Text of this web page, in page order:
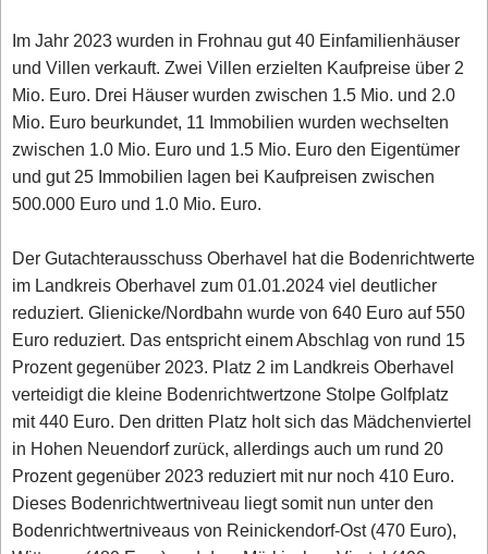
Im Jahr 2023 wurden in Frohnau gut 40 Einfamilienhäuser
und Villen verkauft. Zwei Villen erzielten Kaufpreise über 2
Mio. Euro. Drei Häuser wurden zwischen 1.5 Mio. und 2.0
Mio. Euro beurkundet, 11 Immobilien wurden wechselten
zwischen 1.0 Mio. Euro und 1.5 Mio. Euro den Eigentümer
und gut 25 Immobilien lagen bei Kaufpreisen zwischen
500.000 Euro und 1.0 Mio. Euro.
Der Gutachterausschuss Oberhavel hat die Bodenrichtwerte
im Landkreis Oberhavel zum 01.01.2024 viel deutlicher
reduziert. Glienicke/Nordbahn wurde von 640 Euro auf 550
Euro reduziert. Das entspricht einem Abschlag von rund 15
Prozent gegenüber 2023. Platz 2 im Landkreis Oberhavel
verteidigt die kleine Bodenrichtwertzone Stolpe Golfplatz
mit 440 Euro. Den dritten Platz holt sich das Mädchenviertel
in Hohen Neuendorf zurück, allerdings auch um rund 20
Prozent gegenüber 2023 reduziert mit nur noch 410 Euro.
Dieses Bodenrichtwertniveau liegt somit nun unter den
Bodenrichtwertniveaus von Reinickendorf-Ost (470 Euro),